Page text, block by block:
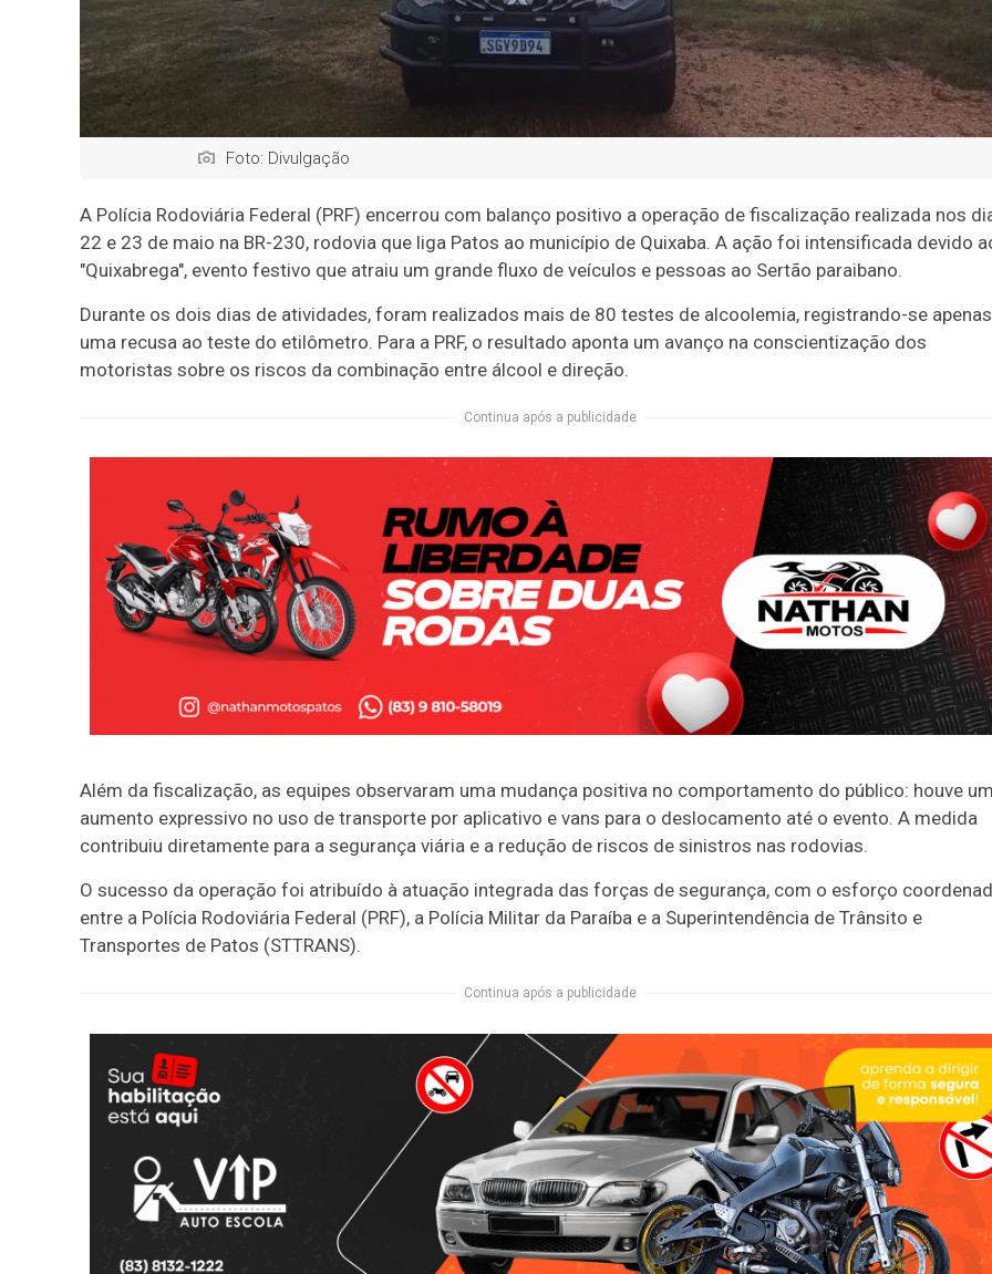
Foto: Divulgação
A Polícia Rodoviária Federal (PRF) encerrou com balanço positivo a operação de fiscalização realizada nos
22 e 23 de maio na BR-230, rodovia que liga Patos ao município de Quixaba. A ação foi intensificada devido
"Quixabrega", evento festivo que atraiu um grande fluxo de veículos e pessoas ao Sertão paraibano.
Durante os dois dias de atividades, foram realizados mais de 80 testes de alcoolemia, registrando-se apenas
uma recusa ao teste do etilômetro. Para a PRF, o resultado aponta um avanço na conscientização dos
motoristas sobre os riscos da combinação entre álcool e direção.
Continua após a publicidade
Além da fiscalização, as equipes observaram uma mudança positiva no comportamento do público: houve
aumento expressivo no uso de transporte por aplicativo e vans para o deslocamento até o evento. A medida
contribuiu diretamente para a segurança viária e a redução de riscos de sinistros nas rodovias.
O sucesso da operação foi atribuído à atuação integrada das forças de segurança, com o esforço
entre a Polícia Rodoviária Federal (PRF), a Polícia Militar da Paraíba e a Superintendência de Trânsito e
Transportes de Patos (STTRANS).
Continua após a publicidade